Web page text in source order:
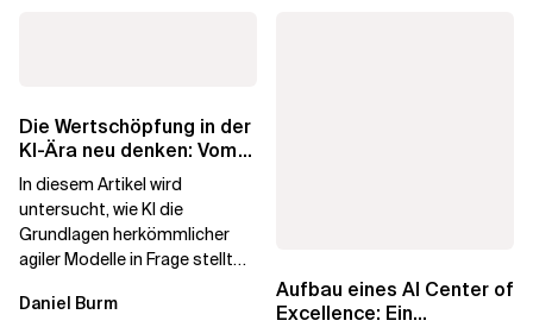
Die Wertschöpfung in der
KI-Ära neu denken: Vom
agilen Altbestand zu...
In diesem Artikel wird
untersucht, wie KI die
Grundlagen herkömmlicher
agiler Modelle in Frage stellt
Betriebsmodell...
Daniel Burm
Aufbau eines AI Center of
Excellence: Ein